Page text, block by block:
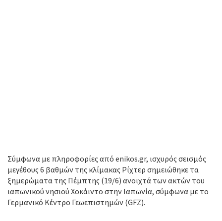
Σύμφωνα με πληροφορίες από enikos.gr, ισχυρός σεισμός
μεγέθους 6 βαθμών της κλίμακας Ρίχτερ σημειώθηκε τα
ξημερώματα της Πέμπτης (19/6) ανοιχτά των ακτών του
ιαπωνικού νησιού Χοκάιντο στην Ιαπωνία, σύμφωνα με το
Γερμανικό Κέντρο Γεωεπιστημών (GFZ).